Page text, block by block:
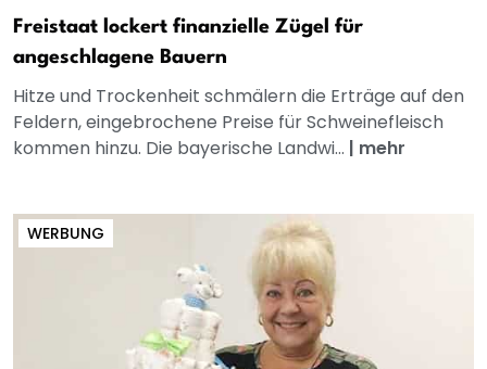
Freistaat lockert finanzielle Zügel für
angeschlagene Bauern
Hitze und Trockenheit schmälern die Erträge auf den
Feldern, eingebrochene Preise für Schweinefleisch
kommen hinzu. Die bayerische Landwi... | mehr
WERBUNG